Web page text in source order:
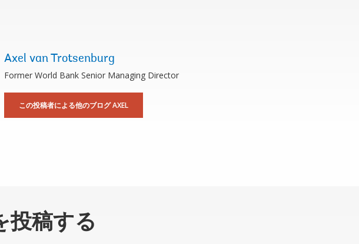
Axel van Trotsenburg
Former World Bank Senior Managing Director
この投稿者による他のブログ AXEL
投稿する